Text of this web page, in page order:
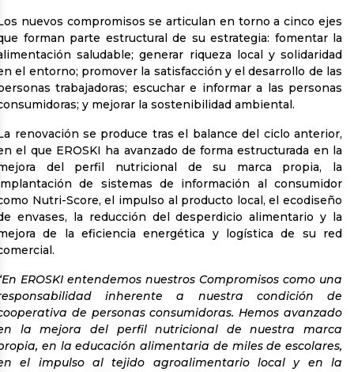
nuevos compromisos se articulan en torno a cinco ejes
forman parte estructural de su estrategia: fomentar la
saludable; generar riqueza local y solidaridad
el entorno; promover la satisfacción y el desarrollo de las
trabajadoras; escuchar e informar a las personas
y mejorar la sostenibilidad ambiental.
renovación se produce tras el balance del ciclo anterior,
el que EROSKI ha avanzado de forma estructurada en la
del perfil nutricional de su marca propia, la
de sistemas de información al consumidor
Nutri-Score, el impulso al producto local, el ecodiseño
envases, la reducción del desperdicio alimentario y la
de la eficiencia energética y logística de su red
EROSKI entendemos nuestros Compromisos como una
inherente a nuestra condición de
de personas consumidoras. Hemos avanzado
la mejora del perfil nutricional de nuestra marca
en la educación alimentaria de miles de escolares,
el impulso al tejido agroalimentario local y en la